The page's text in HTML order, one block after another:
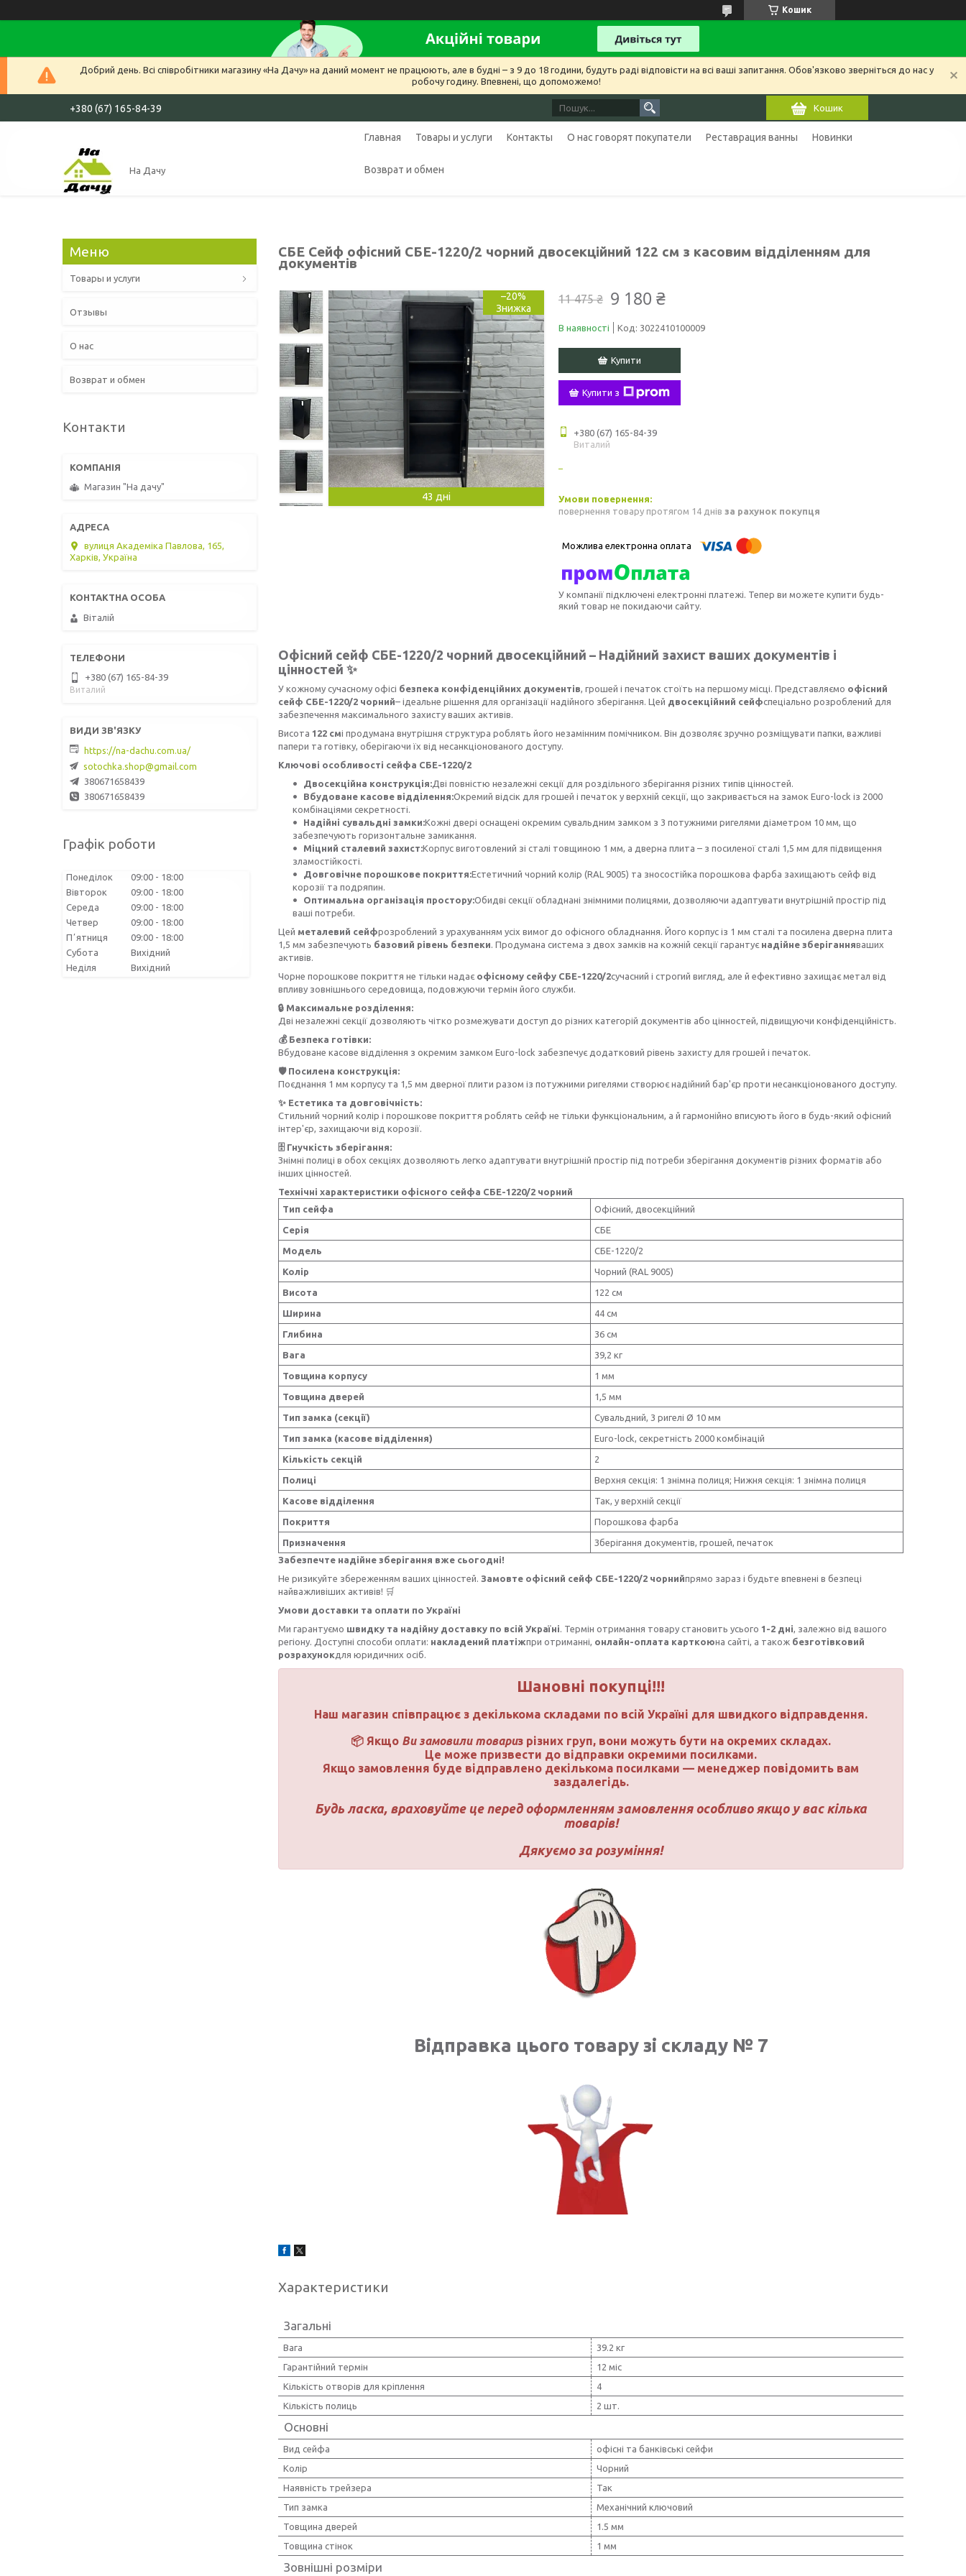
Кошик
Добрий день. Всі співробітники магазину «На Дачу» на даний момент не працюють, але в будні – з 9 до 18 години, будуть раді відповісти на всі ваші запитання. Обов'язково зверніться до нас у
робочу годину. Впевнені, що допоможемо!
+380 (67) 165-84-39 Кошик
На Дачу
Главная Товары и услуги Контакты О нас говорят покупатели Реставрация ванны Новинки
Возврат и обмен
СБЕ Сейф офісний СБЕ-1220/2 чорний двосекційний 122 см з касовим відділенням для
документів
–20%
43 дні
11 475 ₴ 9 180 ₴
В наявності Код: 3022410100009
Купити
Купити з
+380 (67) 165-84-39
Виталий
повернення товару протягом 14 днів за рахунок покупця
У компанії підключені електронні платежі. Тепер ви можете купити будь-
який товар не покидаючи сайту.
Офісний сейф СБЕ-1220/2 чорний двосекційний – Надійний захист ваших документів і
цінностей ✨
У кожному сучасному офісі безпека конфіденційних документів, грошей і печаток стоїть на першому місці. Представляємо офісний
сейф СБЕ-1220/2 чорний– ідеальне рішення для організації надійного зберігання. Цей двосекційний сейфспеціально розроблений для
забезпечення максимального захисту ваших активів.
Висота 122 смі продумана внутрішня структура роблять його незамінним помічником. Він дозволяє зручно розміщувати папки, важливі
папери та готівку, оберігаючи їх від несанкціонованого доступу.
Ключові особливості сейфа СБЕ-1220/2
Двосекційна конструкція:Дві повністю незалежні секції для роздільного зберігання різних типів цінностей.
Вбудоване касове відділення:Окремий відсік для грошей і печаток у верхній секції, що закривається на замок Euro-lock із 2000
комбінаціями секретності.
Надійні сувальдні замки:Кожні двері оснащені окремим сувальдним замком з 3 потужними ригелями діаметром 10 мм, що
забезпечують горизонтальне замикання.
Міцний сталевий захист:Корпус виготовлений зі сталі товщиною 1 мм, а дверна плита – з посиленої сталі 1,5 мм для підвищення
зламостійкості.
Довговічне порошкове покриття:Естетичний чорний колір (RAL 9005) та зносостійка порошкова фарба захищають сейф від
корозії та подряпин.
Оптимальна організація простору:Обидві секції обладнані знімними полицями, дозволяючи адаптувати внутрішній простір під
ваші потреби.
Цей металевий сейфрозроблений з урахуванням усіх вимог до офісного обладнання. Його корпус із 1 мм сталі та посилена дверна плита
1,5 мм забезпечують базовий рівень безпеки. Продумана система з двох замків на кожній секції гарантує надійне зберіганняваших
активів.
Чорне порошкове покриття не тільки надає офісному сейфу СБЕ-1220/2сучасний і строгий вигляд, але й ефективно захищає метал від
впливу зовнішнього середовища, подовжуючи термін його служби.
🔒 Максимальне розділення:
Дві незалежні секції дозволяють чітко розмежувати доступ до різних категорій документів або цінностей, підвищуючи конфіденційність.
💰 Безпека готівки:
Вбудоване касове відділення з окремим замком Euro-lock забезпечує додатковий рівень захисту для грошей і печаток.
🛡️ Посилена конструкція:
Поєднання 1 мм корпусу та 1,5 мм дверної плити разом із потужними ригелями створює надійний бар'єр проти несанкціонованого доступу.
✨ Естетика та довговічність:
Стильний чорний колір і порошкове покриття роблять сейф не тільки функціональним, а й гармонійно вписують його в будь-який офісний
інтер'єр, захищаючи від корозії.
🗄️ Гнучкість зберігання:
Знімні полиці в обох секціях дозволяють легко адаптувати внутрішній простір під потреби зберігання документів різних форматів або
інших цінностей.
Технічні характеристики офісного сейфа СБЕ-1220/2 чорний
Тип сейфа
Офісний, двосекційний
Серія СБЕ
Модель СБЕ-1220/2
Колір Чорний (RAL 9005)
Висота 122 см
Ширина 44 см
Глибина 36 см
Вага 39,2 кг
Товщина корпусу 1 мм
Товщина дверей 1,5 мм
Тип замка (секції) Сувальдний, 3 ригелі Ø 10 мм
Тип замка (касове відділення) Euro-lock, секретність 2000 комбінацій
Кількість секцій 2
Полиці Верхня секція: 1 знімна полиця; Нижня секція: 1 знімна полиця
Касове відділення Так, у верхній секції
Покриття Порошкова фарба
Призначення
Зберігання документів, грошей, печаток
Забезпечте надійне зберігання вже сьогодні!
Не ризикуйте збереженням ваших цінностей. Замовте офісний сейф СБЕ-1220/2 чорнийпрямо зараз і будьте впевнені в безпеці
найважливіших активів! 🛒
Умови доставки та оплати по Україні
Ми гарантуємо швидку та надійну доставку по всій Україні. Термін отримання товару становить усього 1-2 дні, залежно від вашого
регіону. Доступні способи оплати: накладений платіжпри отриманні, онлайн-оплата карткоюна сайті, а також безготівковий
розрахунокдля юридичних осіб.
Шановні покупці!!!
Наш магазин співпрацює з декількома складами по всій Україні для швидкого відправдення.
📦 Якщо Ви замовили товариз різних груп, вони можуть бути на окремих складах.
Це може призвести до відправки окремими посилками.
Якщо замовлення буде відправлено декількома посилками — менеджер повідомить вам
заздалегідь.
Будь ласка, враховуйте це перед оформленням замовлення особливо якщо у вас кілька
товарів!
Дякуємо за розуміння!
Відправка цього товару зі складу № 7
Характеристики
Загальні
Вага
39.2 кг
Гарантійний термін
12 міс
Кількість отворів для кріплення
4
Кількість полиць
2 шт.
Основні
Вид сейфа
офісні та банківські сейфи
Колір
Чорний
Наявність трейзера
Так
Тип замка
Механічний ключовий
Товщина дверей
1.5 мм
Товщина стінок
1 мм
Зовнішні розміри
Товары и услуги
Отзывы
О нас
Возврат и обмен
Контакти
Магазин "На дачу"
вулиця Академіка Павлова, 165,
Харків, Україна
Віталій
+380 (67) 165-84-39
Виталий
https://na-dachu.com.ua/
sotochka.shop@gmail.com
380671658439
380671658439
Графік роботи
Понеділок 09:00
18:00
Вівторок
09:00
18:00
Середа
09:00
18:00
Четвер
09:00
18:00
Пʼятниця
09:00
18:00
Субота
Вихідний
Неділя
Вихідний